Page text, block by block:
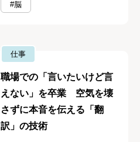
#脳
仕事
職場での「言いたいけど言
えない」を卒業 空気を壊
さずに本音を伝える「翻
訳」の技術